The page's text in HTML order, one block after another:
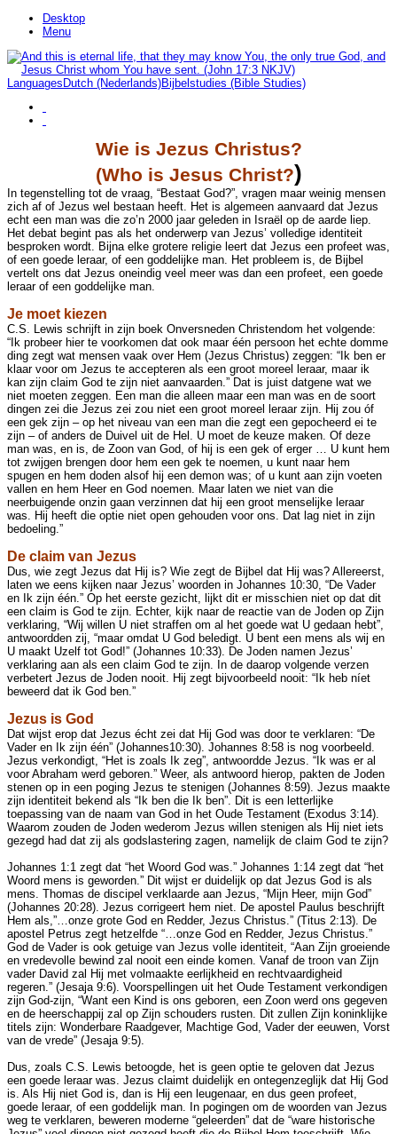
Desktop
Menu
LanguagesDutch (Nederlands)Bijbelstudies (Bible Studies)
Wie is Jezus Christus?
(Who is Jesus Christ?)
In tegenstelling tot de vraag, “Bestaat God?”, vragen maar weinig mensen
zich af of Jezus wel bestaan heeft. Het is algemeen aanvaard dat Jezus
echt een man was die zo’n 2000 jaar geleden in Israël op de aarde liep.
Het debat begint pas als het onderwerp van Jezus’ volledige identiteit
besproken wordt. Bijna elke grotere religie leert dat Jezus een profeet was,
of een goede leraar, of een goddelijke man. Het probleem is, de Bijbel
vertelt ons dat Jezus oneindig veel meer was dan een profeet, een goede
leraar of een goddelijke man.
Je moet kiezen
C.S. Lewis schrijft in zijn boek Onversneden Christendom het volgende:
“Ik probeer hier te voorkomen dat ook maar één persoon het echte domme
ding zegt wat mensen vaak over Hem (Jezus Christus) zeggen: “Ik ben er
klaar voor om Jezus te accepteren als een groot moreel leraar, maar ik
kan zijn claim God te zijn niet aanvaarden.” Dat is juist datgene wat we
niet moeten zeggen. Een man die alleen maar een man was en de soort
dingen zei die Jezus zei zou niet een groot moreel leraar zijn. Hij zou óf
een gek zijn – op het niveau van een man die zegt een gepocheerd ei te
zijn – of anders de Duivel uit de Hel. U moet de keuze maken. Of deze
man was, en is, de Zoon van God, of hij is een gek of erger … U kunt hem
tot zwijgen brengen door hem een gek te noemen, u kunt naar hem
spugen en hem doden alsof hij een demon was; of u kunt aan zijn voeten
vallen en hem Heer en God noemen. Maar laten we niet van die
neerbuigende onzin gaan verzinnen dat hij een groot menselijke leraar
was. Hij heeft die optie niet open gehouden voor ons. Dat lag niet in zijn
bedoeling.”
De claim van Jezus
Dus, wie zegt Jezus dat Hij is? Wie zegt de Bijbel dat Hij was? Allereerst,
laten we eens kijken naar Jezus’ woorden in Johannes 10:30, “De Vader
en Ik zijn één.” Op het eerste gezicht, lijkt dit er misschien niet op dat dit
een claim is God te zijn. Echter, kijk naar de reactie van de Joden op Zijn
verklaring, “Wij willen U niet straffen om al het goede wat U gedaan hebt”,
antwoordden zij, “maar omdat U God beledigt. U bent een mens als wij en
U maakt Uzelf tot God!” (Johannes 10:33). De Joden namen Jezus’
verklaring aan als een claim God te zijn. In de daarop volgende verzen
verbetert Jezus de Joden nooit. Hij zegt bijvoorbeeld nooit: “Ik heb níet
beweerd dat ik God ben.”
Jezus is God
Dat wijst erop dat Jezus écht zei dat Hij God was door te verklaren: “De
Vader en Ik zijn één” (Johannes10:30). Johannes 8:58 is nog voorbeeld.
Jezus verkondigt, “Het is zoals Ik zeg”, antwoordde Jezus. “Ik was er al
voor Abraham werd geboren.” Weer, als antwoord hierop, pakten de Joden
stenen op in een poging Jezus te stenigen (Johannes 8:59). Jezus maakte
zijn identiteit bekend als “Ik ben die Ik ben”. Dit is een letterlijke
toepassing van de naam van God in het Oude Testament (Exodus 3:14).
Waarom zouden de Joden wederom Jezus willen stenigen als Hij niet iets
gezegd had dat zij als godslastering zagen, namelijk de claim God te zijn?
Johannes 1:1 zegt dat “het Woord God was.” Johannes 1:14 zegt dat “het
Woord mens is geworden.” Dit wijst er duidelijk op dat Jezus God is als
mens. Thomas de discipel verklaarde aan Jezus, “Mijn Heer, mijn God”
(Johannes 20:28). Jezus corrigeert hem niet. De apostel Paulus beschrijft
Hem als,”…onze grote God en Redder, Jezus Christus.” (Titus 2:13). De
apostel Petrus zegt hetzelfde “…onze God en Redder, Jezus Christus.”
God de Vader is ook getuige van Jezus volle identiteit, “Aan Zijn groeiende
en vredevolle bewind zal nooit een einde komen. Vanaf de troon van Zijn
vader David zal Hij met volmaakte eerlijkheid en rechtvaardigheid
regeren.” (Jesaja 9:6). Voorspellingen uit het Oude Testament verkondigen
zijn God-zijn, “Want een Kind is ons geboren, een Zoon werd ons gegeven
en de heerschappij zal op Zijn schouders rusten. Dit zullen Zijn koninklijke
titels zijn: Wonderbare Raadgever, Machtige God, Vader der eeuwen, Vorst
van de vrede” (Jesaja 9:5).
Dus, zoals C.S. Lewis betoogde, het is geen optie te geloven dat Jezus
een goede leraar was. Jezus claimt duidelijk en ontegenzeglijk dat Hij God
is. Als Hij niet God is, dan is Hij een leugenaar, en dus geen profeet,
goede leraar, of een goddelijk man. In pogingen om de woorden van Jezus
weg te verklaren, beweren moderne “geleerden” dat de “ware historische